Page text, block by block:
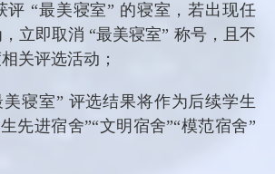
评 “最美寝室” 的寝室，若出现任
立即取消 “最美寝室” 称号，且不
关评选活动；
美寝室” 评选结果将作为后续学生
先进宿舍”“文明宿舍”“模范宿舍”